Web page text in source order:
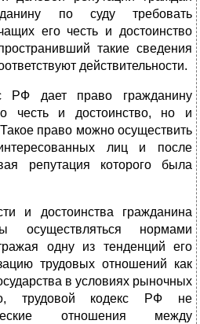
по суду требовать
его честь и достоинство
такие сведения
действительности.
РФ дает право гражданину
честь и достоинство, но и
право можно осуществить
лиц и после
репутация которого была
и достоинства гражданина
осуществляться нормами
одну из тенденций его
трудовых отношений как
в условиях рыночных
трудовой кодекс РФ не
отношения между